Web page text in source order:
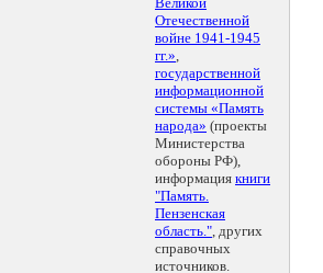
Отечественной
войне 1941-1945
гг.»,
государственной
информационной
системы «Память
народа» (проекты
Министерства
обороны РФ),
информация книги
"Память.
Пензенская
область.", других
справочных
источников.